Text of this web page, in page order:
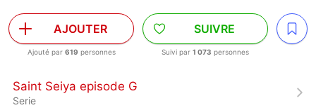
AJOUTER
Ajouté par 619 personnes
SUIVRE
Suivi par 1 073 personnes
Saint Seiya episode G
Serie